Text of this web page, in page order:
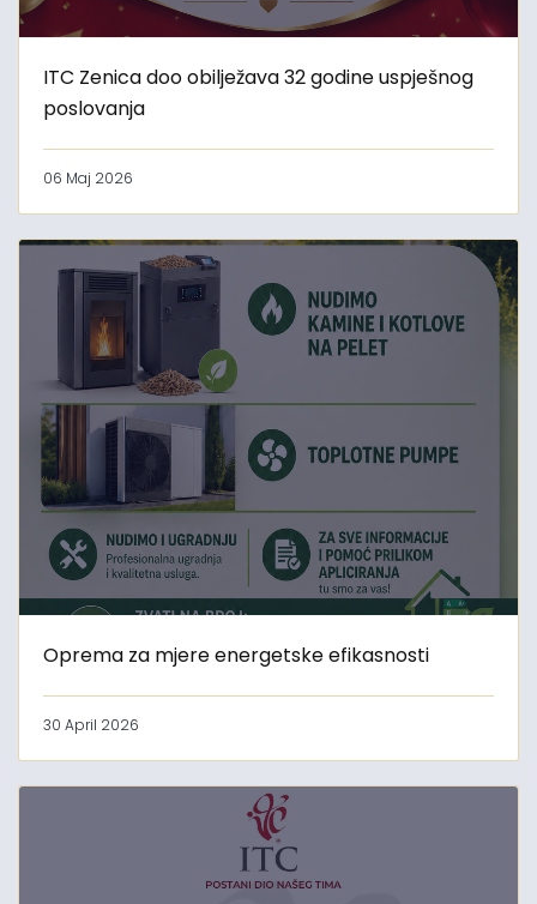
ITC Zenica doo obilježava 32 godine uspješnog
poslovanja
06 Maj 2026
Oprema za mjere energetske efikasnosti
30 April 2026